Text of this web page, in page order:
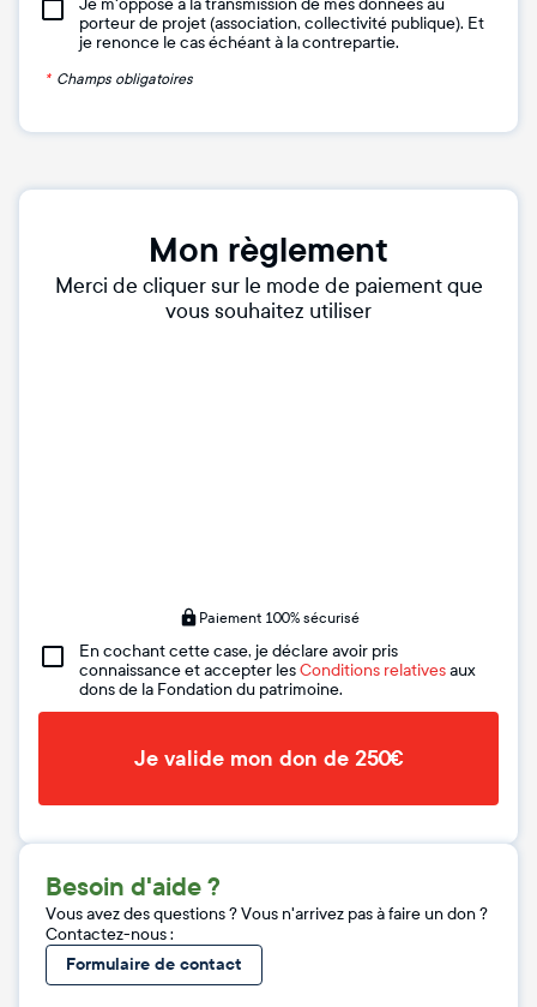
Je m'oppose à la transmission de mes données au
porteur de projet (association, collectivité publique). Et
je renonce le cas échéant à la contrepartie.
* Champs obligatoires
Mon règlement
Merci de cliquer sur le mode de paiement que
vous souhaitez utiliser
Paiement 100% sécurisé
En cochant cette case, je déclare avoir pris
connaissance et accepter lesConditions relativesaux
dons de la Fondation du patrimoine.
Je valide mon don de 250€
Besoin d'aide ?
Vous avez des questions ? Vous n'arrivez pas à faire un don ?
Contactez-nous :
Formulaire de contact